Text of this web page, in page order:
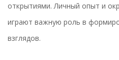
открытиями. Личный опыт и
играют важную роль в
взглядов.